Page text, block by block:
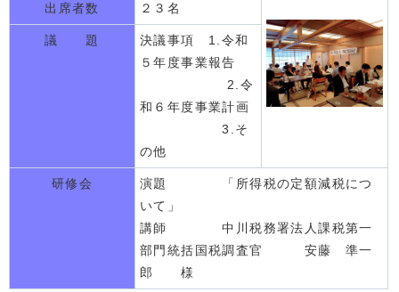
出席者数 ２３名
議 題
決議事項 1.令和
５年度事業報告
2.令
和６年度事業計画
3.そ
の他
研修会
演題 「所得税の定額減税につ
いて」
講師 中川税務署法人課税第一
部門統括国税調査官 安藤 準一
郎 様